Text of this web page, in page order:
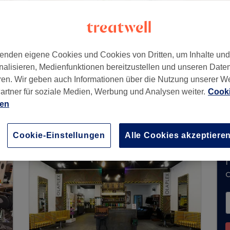
, Berlin, Prenzlauer Berg, 10437
nimmt derzeit keine Buchungen über
Salons in Ihrer Nähe zu finden.
eigene Cookies und Cookies von Dritten, um Inhalte
Medienfunktionen bereitzustellen und unseren
Wir geben auch Informationen über die Nutzung unserer
für soziale Medien, Werbung und Analysen weiter.
Cookie-Einstellungen Alle Cookies akzeptieren